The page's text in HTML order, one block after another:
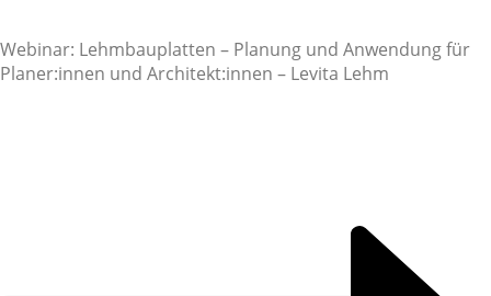
Webinar: Lehmbauplatten – Planung und Anwendung für
Planer:innen und Architekt:innen – Levita Lehm